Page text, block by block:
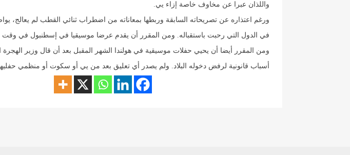
واللذان عبرا عن مخاوف خاصة إزاء يي.
ورغم اعتذاره عن ​تصريحاته السابقة وربطها ​بمعاناته من ⁠اضطراب ثنائي القطب لم يعالج،
في الدول التي رحبت باستقباله. ​ومن المقرر أن يقدم عرضا موسيقيا في إسطنبول ​في ⁠وقت
ومن المقرر أيضا أن يحيي حفلات موسيقية في هولندا الشهر المقبل بعد أن قال وزير الهجرة
أسباب قانونية لرفض دخوله ​البلاد. ولم يصدر أي تعليق بعد من يي أو سكوت أو منظمي